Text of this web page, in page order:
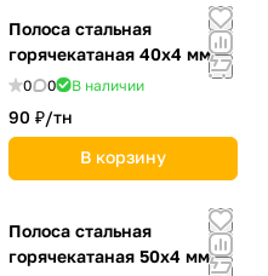
Полоса стальная
горячекатаная 40х4 мм
0 0 В наличии
90 ₽/тн
В корзину
Полоса стальная
горячекатаная 50х4 мм